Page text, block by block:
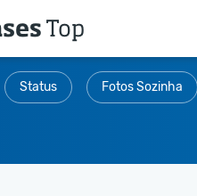
Status Fotos Sozinha